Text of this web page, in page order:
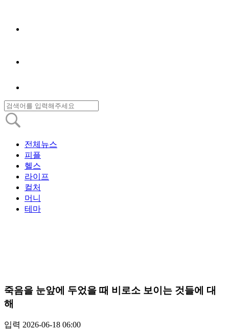
전체뉴스
피플
헬스
라이프
컬처
머니
테마
죽음을 눈앞에 두었을 때 비로소 보이는 것들에 대
해
입력 2026-06-18 06:00